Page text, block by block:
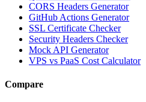
CORS Headers Generator
GitHub Actions Generator
SSL Certificate Checker
Security Headers Checker
Mock API Generator
VPS vs PaaS Cost Calculator
Compare